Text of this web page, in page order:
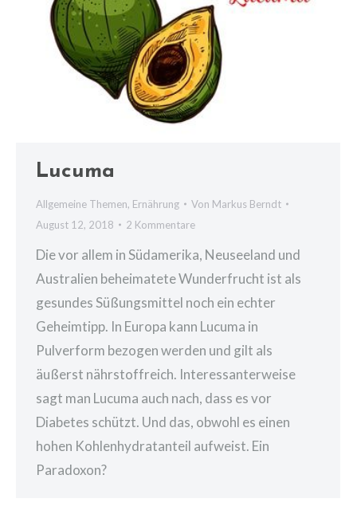
Lucuma
Allgemeine Themen, Ernährung Von Markus Berndt
August 12, 2018
2 Kommentare
Die vor allem in Südamerika, Neuseeland und
Australien beheimatete Wunderfrucht ist als
gesundes Süßungsmittel noch ein echter
Geheimtipp. In Europa kann Lucuma in
Pulverform bezogen werden und gilt als
äußerst nährstoffreich. Interessanterweise
sagt man Lucuma auch nach, dass es vor
Diabetes schützt. Und das, obwohl es einen
hohen Kohlenhydratanteil aufweist. Ein
Paradoxon?